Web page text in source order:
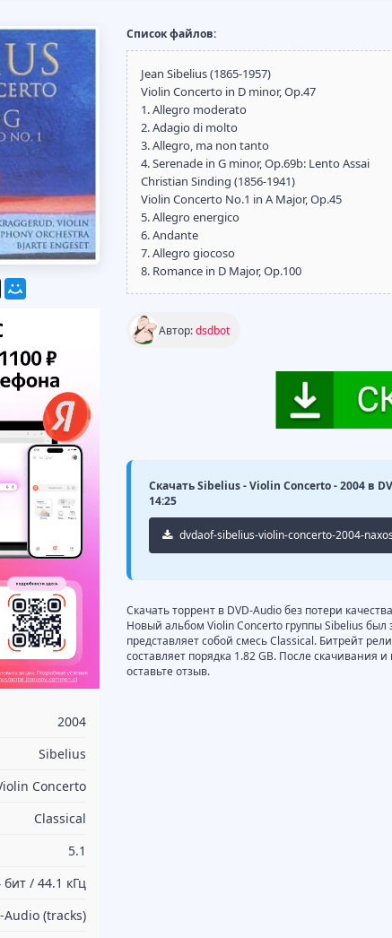
2004
Sibelius
Concerto
Classical
5.1
бит / 44.1 кГц
Audio (tracks)
Список файлов:
Jean Sibelius (1865-1957)
Violin Concerto in D minor, Op.47
1. Allegro moderato
2. Adagio di molto
3. Allegro, ma non tanto
4. Serenade in G minor, Op.69b: Lento Assai
Christian Sinding (1856-1941)
Violin Concerto No.1 in A Major, Op.45
5. Allegro energico
6. Andante
7. Allegro giocoso
8. Romance in D Major, Op.100
Автор:dsdbot
Скачать Sibelius - Violin Concerto - 2004 в
14:25
dvdaof-sibelius-violin-concerto-2004-
Скачать торрент в DVD-Audio без потери
Новый альбом Violin Concerto группы Sibelius был
представляет собой смесь Classical. Битрейт
составляет порядка 1.82 GB. После
оставьте отзыв.